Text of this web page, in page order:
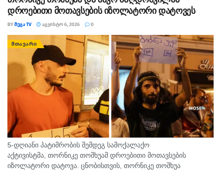
დროებითი მოთავსების იზოლატორი დატოვეს
BYᲛᲔᲒᲐ TV ᲐᲒᲕᲘᲡᲢᲝ 6, 2026 0
ᲛᲗᲐᲕᲐᲠᲘ
5-დღიანი პატიმრობის შემდეგ სამოქალაქო
აქტივისტმა, თორნიკე თოშხუამ დროებითი მოთავსების
იზოლატორი დატოვა. ცნობისთვის, თორნიკე თოშხუა